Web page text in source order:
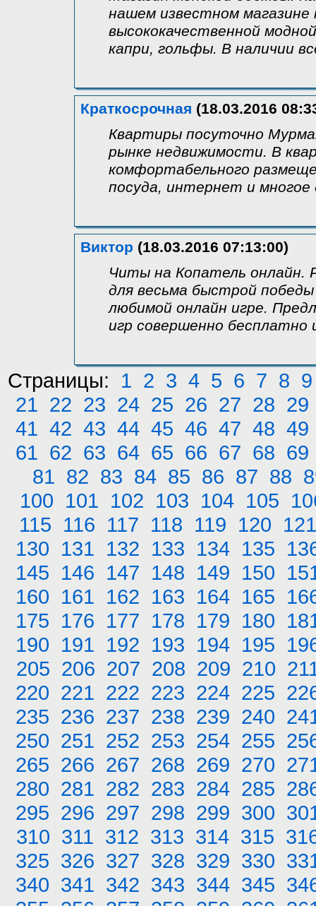
нашем известном
высококачественной
капри, гольфы. В наличии
Краткосрочная (18.03.2016
Квартиры посуточно
рынке недвижимости. В
комфортабельного
посуда, интернет и многое
Виктор (18.03.2016 07:13:00)
Читы на Копатель онлайн.
для весьма быстрой
любимой онлайн игре.
игр совершенно бесплатно
Страницы: 1 2 3 4 5 6 7 8 9
21 22 23 24 25 26 27 28 29
41 42 43 44 45 46 47 48 49
61 62 63 64 65 66 67 68 69
81 82 83 84 85 86 87 88
100 101 102 103 104 105
115 116 117 118 119 120 121
130 131 132 133 134 135
145 146 147 148 149 150
160 161 162 163 164 165
175 176 177 178 179 180
190 191 192 193 194 195
205 206 207 208 209 210
220 221 222 223 224 225
235 236 237 238 239 240
250 251 252 253 254 255
265 266 267 268 269 270
280 281 282 283 284 285
295 296 297 298 299 300
310 311 312 313 314 315
325 326 327 328 329 330
340 341 342 343 344 345